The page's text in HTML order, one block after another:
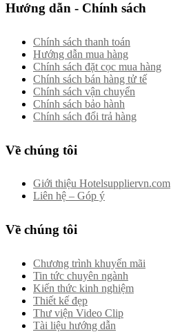
Hướng dẫn - Chính sách
Chính sách thanh toán
Hướng dẫn mua hàng
Chính sách đặt cọc mua hàng
Chính sách bán hàng tử tế
Chính sách vận chuyển
Chính sách bảo hành
Chính sách đổi trả hàng
Về chúng tôi
Giới thiệu Hotelsuppliervn.com
Liên hệ – Góp ý
Về chúng tôi
Chương trình khuyến mãi
Tin tức chuyên ngành
Kiến thức kinh nghiệm
Thiết kế đẹp
Thư viện Video Clip
Tài liệu hướng dẫn